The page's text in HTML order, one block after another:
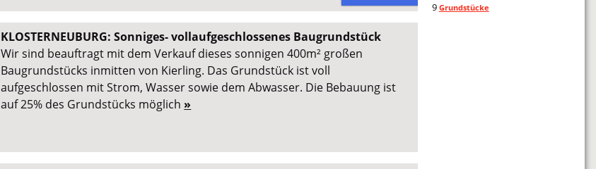
KLOSTERNEUBURG: Sonniges- vollaufgeschlossenes Baugrundstück
Wir sind beauftragt mit dem Verkauf dieses sonnigen 400m² großen
Baugrundstücks inmitten von Kierling. Das Grundstück ist voll
aufgeschlossen mit Strom, Wasser sowie dem Abwasser. Die Bebauung ist
auf 25% des Grundstücks möglich »
9 Grundstücke